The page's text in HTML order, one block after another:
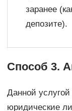
заранее
депозите).
Способ 3.
Данной
юридические